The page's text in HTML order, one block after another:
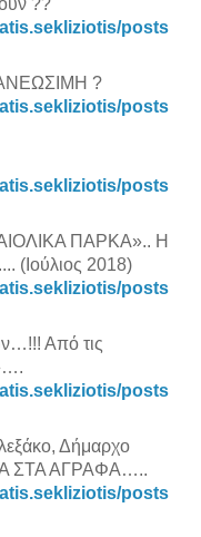
??
posts
?
posts
posts
ΠΑΡΚΑ».. Η
2018)
posts
Από τις
posts
Δήμαρχο
ΣΤΑ ΑΓΡΑΦΑ…..
posts